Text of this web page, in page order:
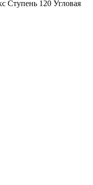
Ступень 120 Угловая